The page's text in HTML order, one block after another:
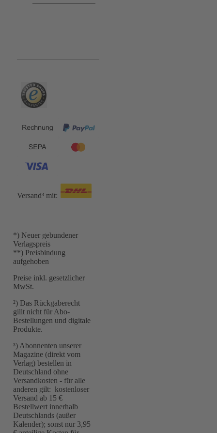
Versand³ mit:
*) Neuer gebundener
Verlagspreis
**) Preisbindung
aufgehoben
Preise inkl. gesetzlicher
MwSt.
²) Das Rückgaberecht
gillt nicht für Abo-
Bestellungen und digitale
Produkte.
³) Abonnenten unserer
Magazine (direkt vom
Verlag) bestellen in
Deutschland ohne
Versandkosten - für alle
anderen gilt: kostenloser
Versand ab 15 €
Bestellwert innerhalb
Deutschlands (außer
Kalender); sonst nur 3,95